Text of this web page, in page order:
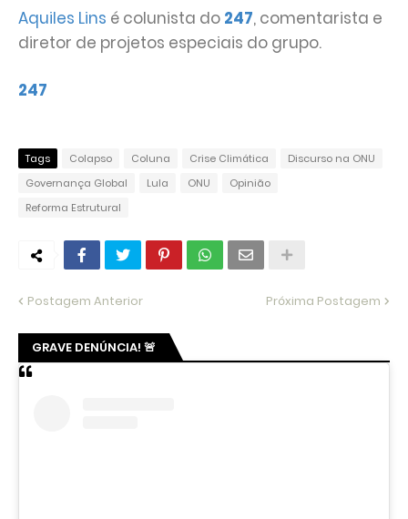
Aquiles Lins é colunista do 247, comentarista e
diretor de projetos especiais do grupo.
247
Tags Colapso Coluna Crise Climática
Discurso na ONU
Governança Global
Lula ONU
Opinião
Reforma Estrutural
Postagem Anterior Próxima Postagem
GRAVE DENÚNCIA! 🚨